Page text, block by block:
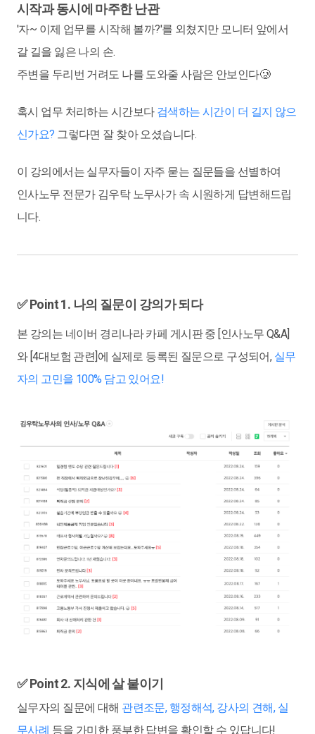
시작과 동시에 마주한 난관
'자~ 이제 업무를 시작해 볼까?'를 외쳤지만 모니터 앞에서
갈 길을 잃은 나의 손.
주변을 두리번 거려도 나를 도와줄 사람은 안보인다🥲
혹시 업무 처리하는 시간보다 검색하는 시간이 더 길지 않으
신가요? 그렇다면 잘 찾아 오셨습니다.
이 강의에서는 실무자들이 자주 묻는 질문들을 선별하여
인사노무 전문가 김우탁 노무사가 속 시원하게 답변해드립
니다.
✅ Point 1. 나의 질문이 강의가 되다
본 강의는 네이버 경리나라 카페 게시판 중 [인사노무 Q&A]
와 [4대보험 관련]에 실제로 등록된 질문으로 구성되어, 실무
자의 고민을 100% 담고 있어요!
✅ Point 2. 지식에 살 붙이기
실무자의 질문에 대해 관련조문, 행정해석, 강사의 견해, 실
무사례 등을 가미한 풍부한 답변을 확인할 수 있답니다!